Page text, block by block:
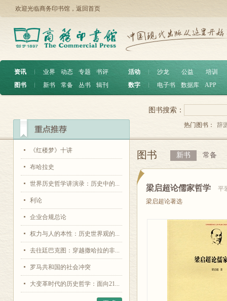
欢迎光临商务印书馆， 返回首页
资讯 ︱ 业界 动态 专题
书评
图书
︱ 新书 常备 丛书 辑刊
活动 沙龙 公益
培训
数字
电子书 数据库 APP
《红楼梦》十讲
布哈拉史
世界历史哲学讲演录：历史中的...
利论
企业合规总论
权力与人的本性：历史世界观的...
去往廷巴克图：穿越撒哈拉的非...
罗马共和国的社会冲突
大变革时代的历史哲学：面向21...
图书搜索：
热门图书： 辞
图书 新书 常备
梁启超论儒家哲学
平
梁启超论著选